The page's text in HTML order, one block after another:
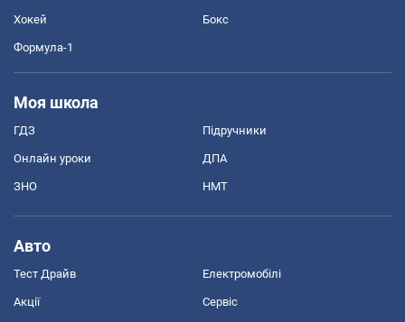
Хокей Бокс
Формула-1
Моя школа
ГДЗ Підручники
Онлайн уроки ДПА
ЗНО НМТ
Авто
Тест Драйв Електромобілі
Акції Сервіс